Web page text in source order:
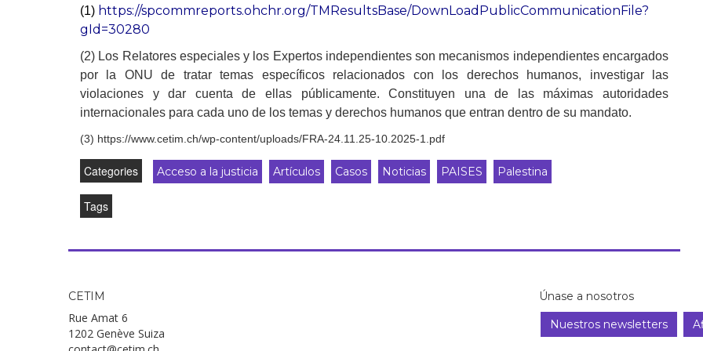
(1) https://spcommreports.ohchr.org/TMResultsBase/DownLoadPublicCommunicationFile?
gId=30280
(2) Los Relatores especiales y los Expertos independientes son mecanismos independientes encargados
por la ONU de tratar temas específicos relacionados con los derechos humanos, investigar las
violaciones y dar cuenta de ellas públicamente. Constituyen una de las máximas autoridades
internacionales para cada uno de los temas y derechos humanos que entran dentro de su mandato.
(3) https://www.cetim.ch/wp-content/uploads/FRA-24.11.25-10.2025-1.pdf
Categories Acceso a la justicia Artículos Casos Noticias PAISES Palestina
Tags
CETIM
Rue Amat 6
1202 Genève Suiza
Únase a nosotros
Nuestros newsletters